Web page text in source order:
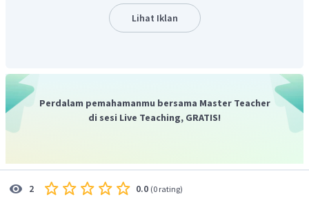
Lihat Iklan
Perdalam pemahamanmu bersama Master Teacher
di sesi Live Teaching, GRATIS!
2 0.0 (0 rating)